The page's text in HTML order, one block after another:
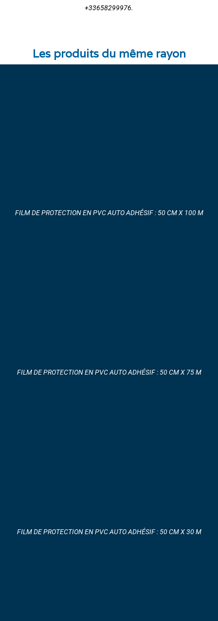
+33658299976.
Les produits du même rayon
FILM DE PROTECTION EN PVC AUTO ADHÉSIF : 50 CM X 100 M
FILM DE PROTECTION EN PVC AUTO ADHÉSIF : 50 CM X 75 M
FILM DE PROTECTION EN PVC AUTO ADHÉSIF : 50 CM X 30 M